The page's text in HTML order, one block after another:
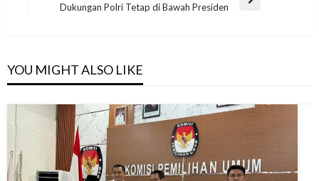
Dukungan Polri Tetap di Bawah Presiden
YOU MIGHT ALSO LIKE